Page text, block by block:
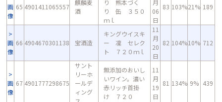
画
像
65 4901411065557
麒麟麦
酒
り 熊本づく
り 缶 ３５０
ｍｌ
月
06
日
83 103%21% 189
画
像
66 4904670301138 宝酒造
キングウイスキ
ー 凜 セレク
ト ７２０ｍｌ
11
月
20
日
82 104%10% 712
画
像
67 4901777298675
サント
リーホ
ールデ
ィング
無添加のおいし
いワイン。濃い
赤リッチ首掛
け ７２０
11
月
19
日
81 134% 9% 439